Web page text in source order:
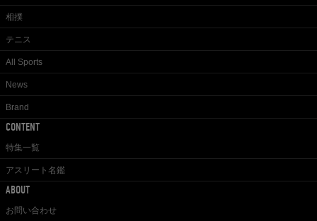
相撲
テニス
All Sports
News
Brand
CONTENT
特集一覧
アスリート名鑑
ABOUT
お問い合わせ